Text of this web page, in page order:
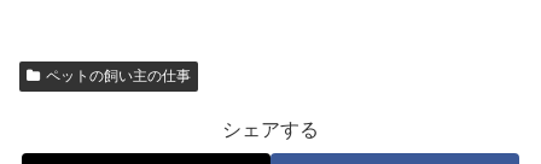
ペットの飼い主の仕事
シェアする